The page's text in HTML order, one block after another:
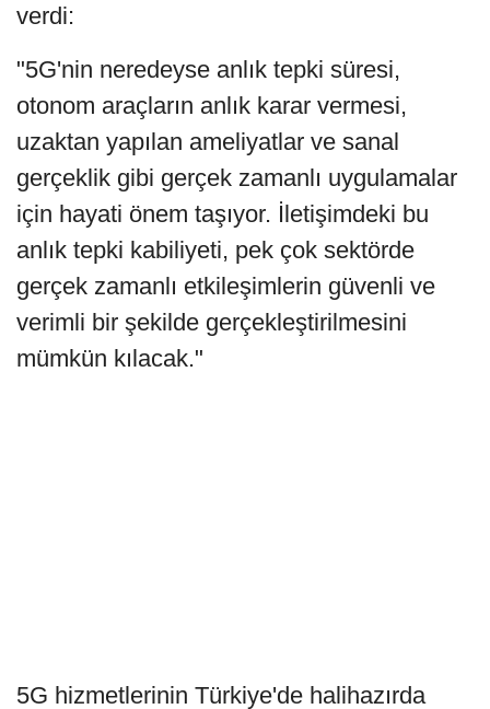
verdi:
"5G'nin neredeyse anlık tepki süresi,
otonom araçların anlık karar vermesi,
uzaktan yapılan ameliyatlar ve sanal
gerçeklik gibi gerçek zamanlı uygulamalar
için hayati önem taşıyor. İletişimdeki bu
anlık tepki kabiliyeti, pek çok sektörde
gerçek zamanlı etkileşimlerin güvenli ve
verimli bir şekilde gerçekleştirilmesini
mümkün kılacak."
5G hizmetlerinin Türkiye'de halihazırda